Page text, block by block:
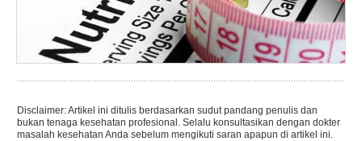
Disclaimer: Artikel ini ditulis berdasarkan sudut pandang penulis dan
bukan tenaga kesehatan profesional. Selalu konsultasikan dengan dokter
masalah kesehatan Anda sebelum mengikuti saran apapun di artikel ini.